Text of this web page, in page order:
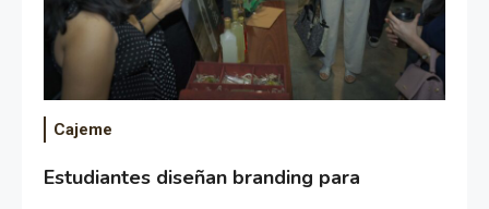
Cajeme
Estudiantes diseñan branding para